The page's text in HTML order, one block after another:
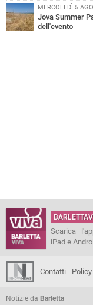
MERCOLEDÌ 5
Jova Summer
dell'evento
Scarica
iPad e
Contatti
Notizie da Barletta